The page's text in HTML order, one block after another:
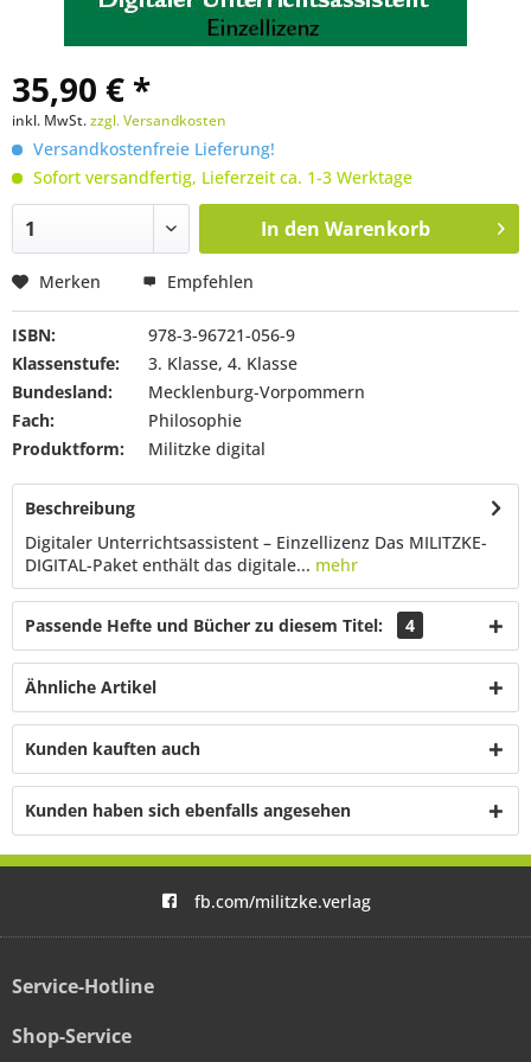
35,90 € *
inkl. MwSt.zzgl. Versandkosten
Versandkostenfreie Lieferung!
Sofort versandfertig, Lieferzeit ca. 1-3 Werktage
In den Warenkorb
Merken Empfehlen
ISBN:
978-3-96721-056-9
Klassenstufe:
3. Klasse, 4. Klasse
Bundesland:
Mecklenburg-Vorpommern
Fach:
Philosophie
Produktform:
Militzke digital
Beschreibung
Digitaler Unterrichtsassistent – Einzellizenz Das MILITZKE-
DIGITAL-Paket enthält das digitale... mehr
Passende Hefte und Bücher zu diesem Titel: 4
Ähnliche Artikel
Kunden kauften auch
Kunden haben sich ebenfalls angesehen
fb.com/militzke.verlag
Service-Hotline
Shop-Service